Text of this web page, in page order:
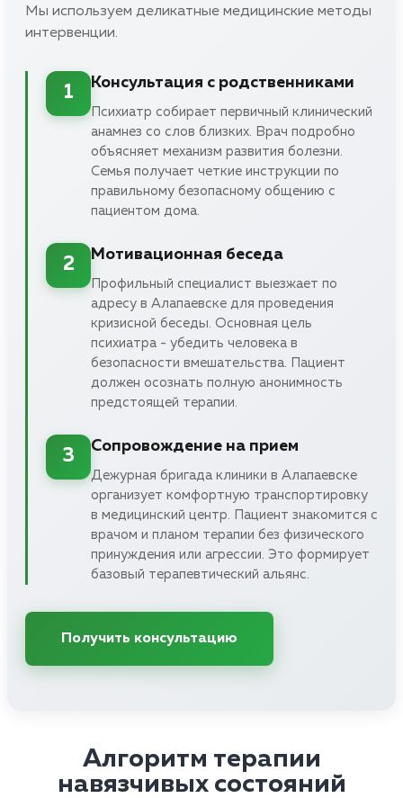
Мы используем деликатные медицинские методы
интервенции.
1
Консультация с родственниками
Психиатр собирает первичный клинический
анамнез со слов близких. Врач подробно
объясняет механизм развития болезни.
Семья получает четкие инструкции по
правильному безопасному общению с
пациентом дома.
2
Мотивационная беседа
Профильный специалист выезжает по
адресу в Алапаевске для проведения
кризисной беседы. Основная цель
психиатра - убедить человека в
безопасности вмешательства. Пациент
должен осознать полную анонимность
предстоящей терапии.
3
Сопровождение на прием
Дежурная бригада клиники в Алапаевске
организует комфортную транспортировку
в медицинский центр. Пациент знакомится с
врачом и планом терапии без физического
принуждения или агрессии. Это формирует
базовый терапевтический альянс.
Получить консультацию
Алгоритм терапии
навязчивых состояний